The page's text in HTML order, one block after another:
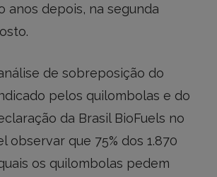
anos depois, na segunda
de sobreposição do
pelos quilombolas e do
da Brasil BioFuels no
observar que 75% dos 1.870
os quilombolas pedem